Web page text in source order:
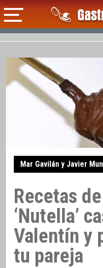
Mar Gavilán y Javier
Recetas
‘Nutella’
Valentín y
tu pareja